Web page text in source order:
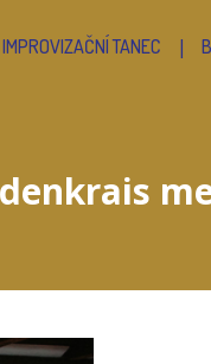
IMPROVIZAČNÍ TANEC